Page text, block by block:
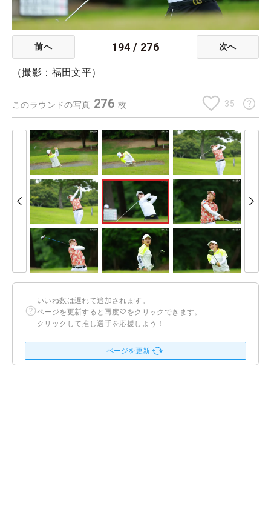
前へ 194 / 276 次へ
（撮影：福田文平）
このラウンドの写真 276 枚 35
いいね数は遅れて追加されます。
ページを更新すると再度♡をクリックできます。
クリックして推し選手を応援しよう！
ページを更新